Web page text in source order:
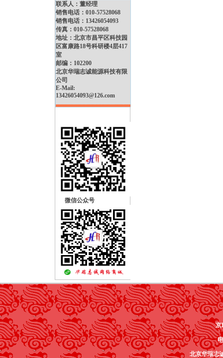
联系人：董经理
销售电话：010-57528068
销售电话：13426054093
传真：010-57528068
地址：北京市昌平区科技园
区富康路18号科研楼4层417
室
邮编：102200
北京华瑞志诚能源科技有限
公司
E-Mail:
13426054093@126.com
微信公众号
京
北京华瑞志